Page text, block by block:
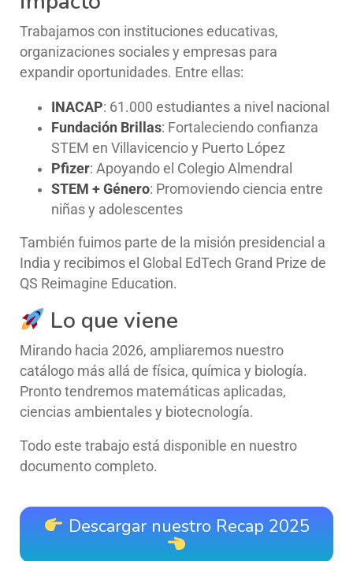
Trabajamos con instituciones educativas,
organizaciones sociales y empresas para
expandir oportunidades. Entre ellas:
INACAP: 61.000 estudiantes a nivel nacional
Fundación Brillas: Fortaleciendo confianza
STEM en Villavicencio y Puerto López
Pfizer: Apoyando el Colegio Almendral
STEM + Género: Promoviendo ciencia entre
niñas y adolescentes
También fuimos parte de la misión presidencial a
India y recibimos el Global EdTech Grand Prize de
QS Reimagine Education.
Lo que viene
Mirando hacia 2026, ampliaremos nuestro
catálogo más allá de física, química y biología.
Pronto tendremos matemáticas aplicadas,
ciencias ambientales y biotecnología.
Todo este trabajo está disponible en nuestro
documento completo.
Descargar nuestro Recap 2025